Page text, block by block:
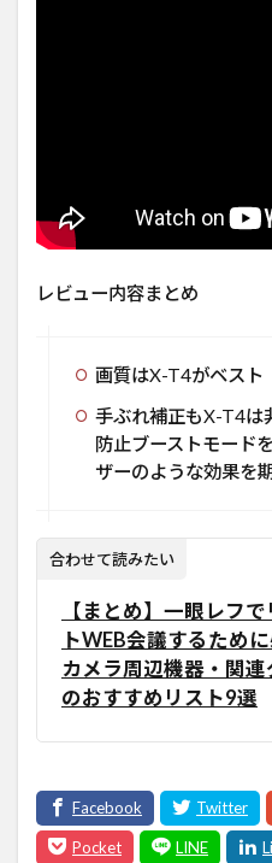
レビュー内容まとめ
画質はX-T4がベスト
手ぶれ補正もX-T4は
防止ブーストモード
ザーのような効果を
合わせて読みたい
【まとめ】一眼レフで
トWEB会議するため
カメラ周辺機器・関連
のおすすめリスト9選